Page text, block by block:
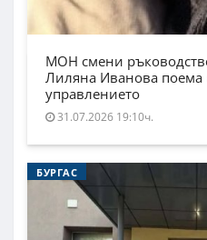
МОН смени
Лиляна Иванова
управлението
31.07.2026 19:10ч.
БУРГАС